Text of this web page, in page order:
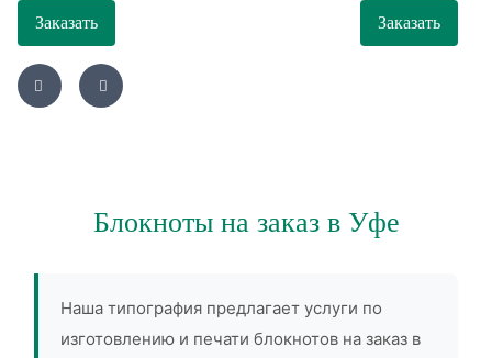
Заказать Заказать
Блокноты на заказ в Уфе
Наша типография предлагает услуги по
изготовлению и печати блокнотов на заказ в